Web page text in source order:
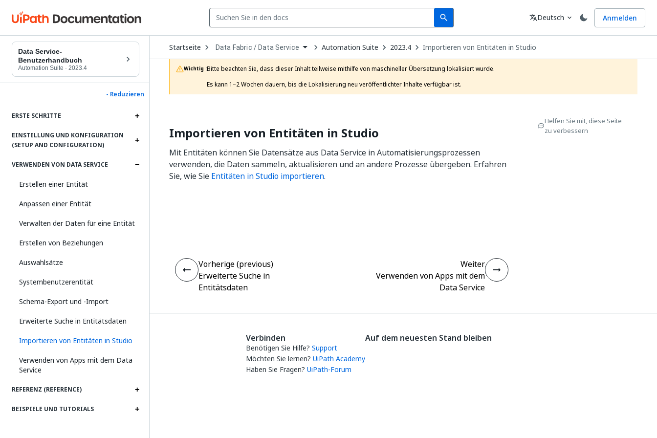
search
Search Sprache
translateDeutsch expand_more Anmelden
Data Service-
Benutzerhandbuch
Automation Suite · 2023.4
- Reduzieren
ERSTE SCHRITTE
EINSTELLUNG UND KONFIGURATION
(SETUP AND CONFIGURATION)
VERWENDEN VON DATA SERVICE
Erstellen einer Entität
Anpassen einer Entität
Verwalten der Daten für eine Entität
Erstellen von Beziehungen
Auswahlsätze
Systembenutzerentität
Schema-Export und -Import
Erweiterte Suche in Entitätsdaten
Importieren von Entitäten in Studio
Verwenden von Apps mit dem Data
Service
REFERENZ (REFERENCE)
BEISPIELE UND TUTORIALS
Startseite Open
Dropdown
to
choose
product
Data Fabric / Data Service Automation Suite 2023.4 Importieren von Entitäten in Studio
Wichtig :Bitte beachten Sie, dass dieser Inhalt teilweise mithilfe von maschineller Übersetzung lokalisiert wurde.
Es kann 1–2 Wochen dauern, bis die Lokalisierung neu veröffentlichter Inhalte verfügbar ist.
Importieren von Entitäten in Studio
Mit Entitäten können Sie Datensätze aus Data Service in Automatisierungsprozessen
verwenden, die Daten sammeln, aktualisieren und an andere Prozesse übergeben. Erfahren
Sie, wie Sie Entitäten in Studio importieren.
Helfen Sie mit, diese Seite
zu verbessern
Vorherige (previous)
Erweiterte Suche in
Entitätsdaten
Weiter
Verwenden von Apps mit dem
Data Service
Verbinden
Benötigen Sie Hilfe? Support
Möchten Sie lernen? UiPath Academy
Haben Sie Fragen? UiPath-Forum
Auf dem neuesten Stand bleiben